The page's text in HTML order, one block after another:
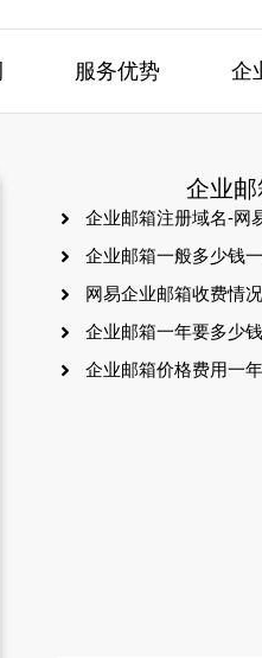
服务优势 企
企业
企业邮箱注册域名-网
企业邮箱一般多少钱
网易企业邮箱收费情况
企业邮箱一年要多少钱
企业邮箱价格费用一年